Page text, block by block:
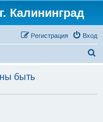
Калининград
Вход
Регистрация
с
быть